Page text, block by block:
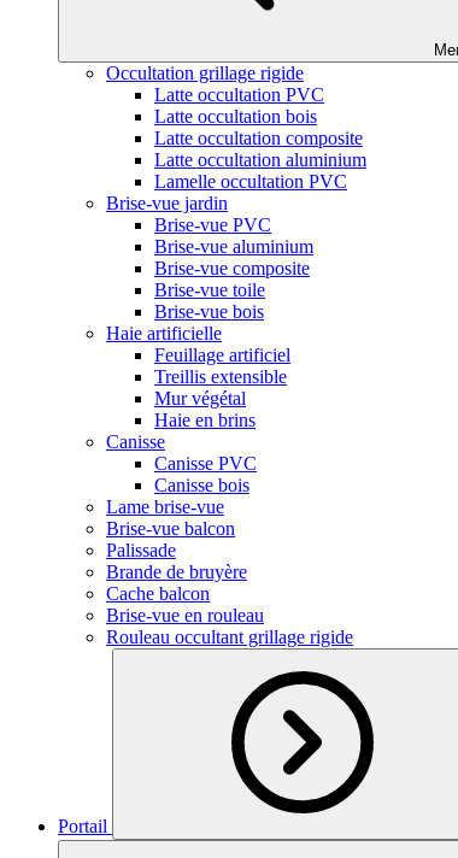
Occultation grillage rigide
Latte occultation PVC
Latte occultation bois
Latte occultation composite
Latte occultation aluminium
Lamelle occultation PVC
Brise-vue jardin
Brise-vue PVC
Brise-vue aluminium
Brise-vue composite
Brise-vue toile
Brise-vue bois
Haie artificielle
Feuillage artificiel
Treillis extensible
Mur végétal
Haie en brins
Canisse
Canisse PVC
Canisse bois
Lame brise-vue
Brise-vue balcon
Palissade
Brande de bruyère
Cache balcon
Brise-vue en rouleau
Rouleau occultant grillage rigide
Portail